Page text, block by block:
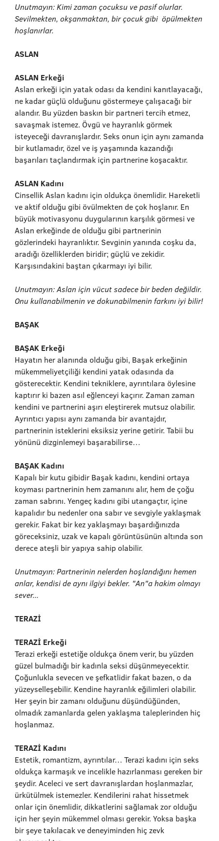
Unutmayın: Kimi zaman çocuksu ve pasif olurlar.
Sevilmekten, okşanmaktan, bir çocuk gibi öpülmekten
hoşlanırlar.
ASLAN
ASLAN Erkeği
Aslan erkeği için yatak odası da kendini kanıtlayacağı,
ne kadar güçlü olduğunu göstermeye çalışacağı bir
alandır. Bu yüzden baskın bir partneri tercih etmez,
savaşmak istemez. Övgü ve hayranlık görmek
isteyeceği davranışlardır. Seks onun için aynı zamanda
bir kutlamadır, özel ve iş yaşamında kazandığı
başarıları taçlandırmak için partnerine koşacaktır.
ASLAN Kadını
Cinsellik Aslan kadını için oldukça önemlidir. Hareketli
ve aktif olduğu gibi övülmekten de çok hoşlanır. En
büyük motivasyonu duygularının karşılık görmesi ve
Aslan erkeğinde de olduğu gibi partnerinin
gözlerindeki hayranlıktır. Sevginin yanında coşku da,
aradığı özelliklerden biridir; güçlü ve zekidir.
Karşısındakini baştan çıkarmayı iyi bilir.
Unutmayın: Aslan için vücut sadece bir beden değildir.
Onu kullanabilmenin ve dokunabilmenin farkını iyi bilir!
BAŞAK
BAŞAK Erkeği
Hayatın her alanında olduğu gibi, Başak erkeğinin
mükemmeliyetçiliği kendini yatak odasında da
gösterecektir. Kendini tekniklere, ayrıntılara öylesine
kaptırır ki bazen asıl eğlenceyi kaçırır. Zaman zaman
kendini ve partnerini aşırı eleştirerek mutsuz olabilir.
Ayrıntıcı yapısı aynı zamanda bir avantajdır,
partnerinin isteklerini eksiksiz yerine getirir. Tabii bu
yönünü dizginlemeyi başarabilirse…
BAŞAK Kadını
Kapalı bir kutu gibidir Başak kadını, kendini ortaya
koyması partnerinin hem zamanını alır, hem de çoğu
zaman sabrını. Yengeç kadını gibi utangaçtır, içine
kapalıdır bu nedenler ona sabır ve sevgiyle yaklaşmak
gerekir. Fakat bir kez yaklaşmayı başardığınızda
göreceksiniz, uzak ve kapalı görüntüsünün altında son
derece ateşli bir yapıya sahip olabilir.
Unutmayın: Partnerinin nelerden hoşlandığını hemen
anlar, kendisi de aynı ilgiyi bekler. "An"a hakim olmayı
sever...
TERAZİ
TERAZİ Erkeği
Terazi erkeği estetiğe oldukça önem verir, bu yüzden
güzel bulmadığı bir kadınla seksi düşünmeyecektir.
Çoğunlukla sevecen ve şefkatlidir fakat bazen, o da
yüzeyselleşebilir. Kendine hayranlık eğilimleri olabilir.
Her şeyin bir zamanı olduğunu düşündüğünden,
olmadık zamanlarda gelen yaklaşma taleplerinden hiç
hoşlanmaz.
TERAZİ Kadını
Estetik, romantizm, ayrıntılar… Terazi kadını için seks
oldukça karmaşık ve incelikle hazırlanması gereken bir
şeydir. Aceleci ve sert davranışlardan hoşlanmazlar,
ürkütülmek istemezler. Kendilerini rahat hissetmek
onlar için önemlidir, dikkatlerini sağlamak zor olduğu
için her şeyin mükemmel olması gerekir. Yoksa başka
bir şeye takılacak ve deneyiminden hiç zevk